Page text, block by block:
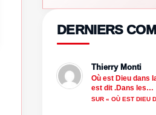
DERNIERS
Thierry Monti
Où est Dieu dans
est dit .Dans les…
SUR « OÙ EST DIEU